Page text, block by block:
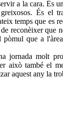
a la cara. És
És el
temps que es
reconèixer que
pòmul que a
jornada molt
això també el
aquest any la